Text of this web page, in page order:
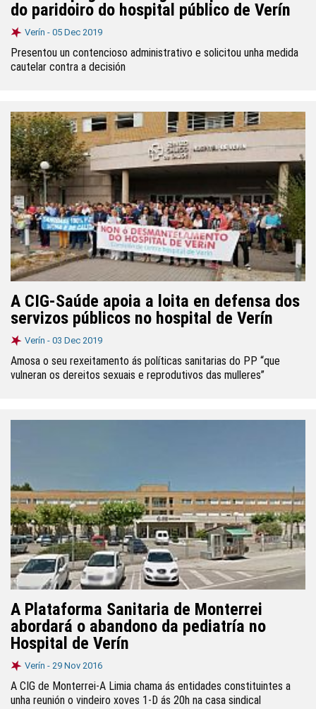
do paridoiro do hospital público de Verín
Verín - 05 Dec 2019
Presentou un contencioso administrativo e solicitou unha medida
cautelar contra a decisión
A CIG-Saúde apoia a loita en defensa dos
servizos públicos no hospital de Verín
Verín - 03 Dec 2019
Amosa o seu rexeitamento ás políticas sanitarias do PP “que
vulneran os dereitos sexuais e reprodutivos das mulleres”
A Plataforma Sanitaria de Monterrei
abordará o abandono da pediatría no
Hospital de Verín
Verín - 29 Nov 2016
A CIG de Monterrei-A Limia chama ás entidades constituintes a
unha reunión o vindeiro xoves 1-D ás 20h na casa sindical